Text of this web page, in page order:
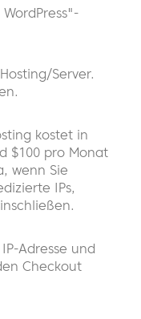
Server.
kostet in
$100 pro Monat
wenn Sie
IPs,
Adresse und
Checkout